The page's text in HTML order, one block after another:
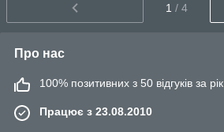
1 / 4
Про нас
100% позитивних з 50 відгуків за рік
Працює з 23.08.2010